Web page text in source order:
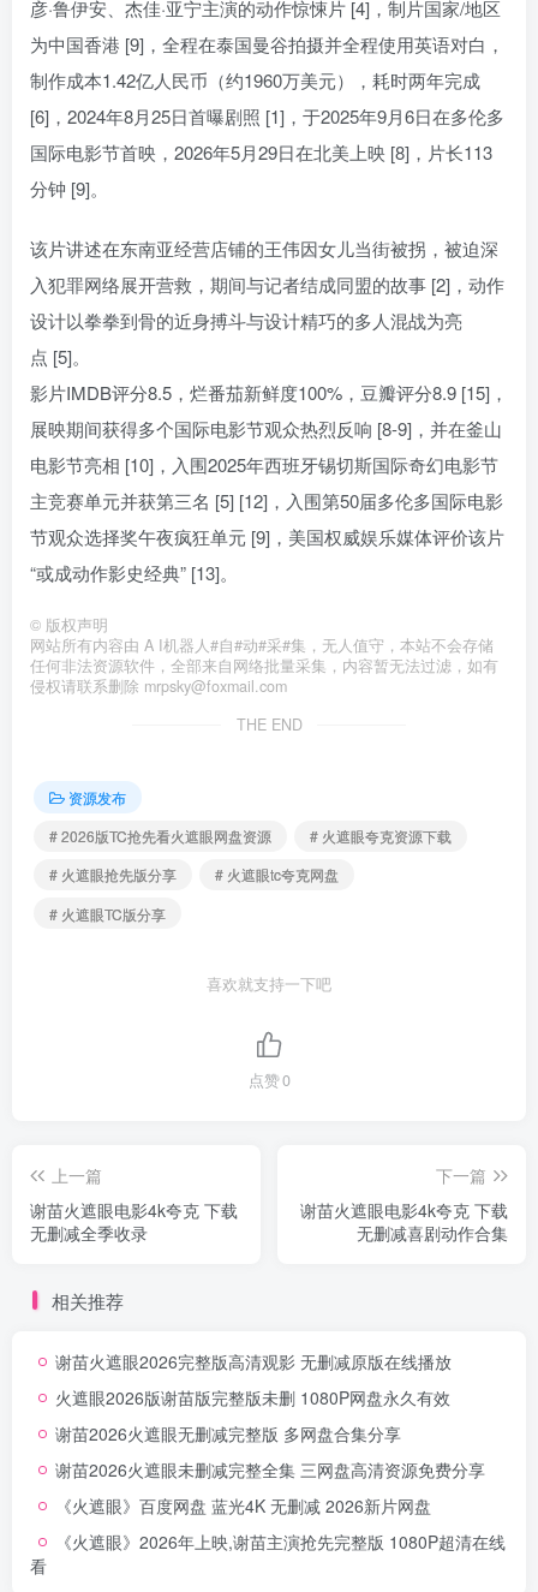
彦·鲁伊安、杰佳·亚宁主演的动作惊悚片 [4]，制片国家/地区
为中国香港 [9]，全程在泰国曼谷拍摄并全程使用英语对白，
制作成本1.42亿人民币（约1960万美元），耗时两年完成
[6]，2024年8月25日首曝剧照 [1]，于2025年9月6日在多伦多
国际电影节首映，2026年5月29日在北美上映 [8]，片长113
分钟 [9]。
该片讲述在东南亚经营店铺的王伟因女儿当街被拐，被迫深
入犯罪网络展开营救，期间与记者结成同盟的故事 [2]，动作
设计以拳拳到骨的近身搏斗与设计精巧的多人混战为亮
点 [5]。
影片IMDB评分8.5，烂番茄新鲜度100%，豆瓣评分8.9 [15]，
展映期间获得多个国际电影节观众热烈反响 [8-9]，并在釜山
电影节亮相 [10]，入围2025年西班牙锡切斯国际奇幻电影节
主竞赛单元并获第三名 [5] [12]，入围第50届多伦多国际电影
节观众选择奖午夜疯狂单元 [9]，美国权威娱乐媒体评价该片
“或成动作影史经典” [13]。
© 版权声明
网站所有内容由 A I机器人#自#动#采#集，无人值守，本站不会存储
任何非法资源软件，全部来自网络批量采集，内容暂无法过滤，如有
侵权请联系删除 mrpsky@foxmail.com
THE END
资源发布
# 2026版TC抢先看火遮眼网盘资源
# 火遮眼夸克资源下载
# 火遮眼抢先版分享
# 火遮眼tc夸克网盘
# 火遮眼TC版分享
喜欢就支持一下吧
点赞0
上一篇
谢苗火遮眼电影4k夸克 下载
无删减全季收录
下一篇
谢苗火遮眼电影4k夸克 下载
无删减喜剧动作合集
相关推荐
谢苗火遮眼2026完整版高清观影 无删减原版在线播放
火遮眼2026版谢苗版完整版未删 1080P网盘永久有效
谢苗2026火遮眼无删减完整版 多网盘合集分享
谢苗2026火遮眼未删减完整全集 三网盘高清资源免费分享
《火遮眼》百度网盘 蓝光4K 无删减 2026新片网盘
《火遮眼》2026年上映,谢苗主演抢先完整版 1080P超清在线
看